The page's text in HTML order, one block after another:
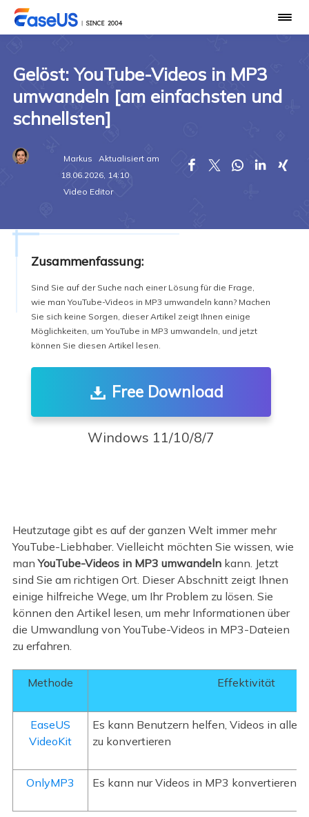
Gelöst: YouTube-Videos in MP3
umwandeln [am einfachsten und
schnellsten]
Markus
Aktualisiert am
18.06.2026, 14:10
Video Editor
    
Zusammenfassung:
Sind Sie auf der Suche nach einer Lösung für die Frage,
wie man YouTube-Videos in MP3 umwandeln kann? Machen
Sie sich keine Sorgen, dieser Artikel zeigt Ihnen einige
Möglichkeiten, um YouTube in MP3 umwandeln, und jetzt
können Sie diesen Artikel lesen.
Free Download
Windows 11/10/8/7
Heutzutage gibt es auf der ganzen Welt immer mehr
YouTube-Liebhaber. Vielleicht möchten Sie wissen, wie
manYouTube-Videos in MP3 umwandelnkann. Jetzt
sind Sie am richtigen Ort. Dieser Abschnitt zeigt Ihnen
einige hilfreiche Wege, um Ihr Problem zu lösen. Sie
können den Artikel lesen, um mehr Informationen über
die Umwandlung von YouTube-Videos in MP3-Dateien
zu erfahren.
Methode Effektivität
EaseUS
VideoKit
Es kann Benutzern helfen, Videos in alle
zu konvertieren
OnlyMP3 Es kann nur Videos in MP3 konvertieren